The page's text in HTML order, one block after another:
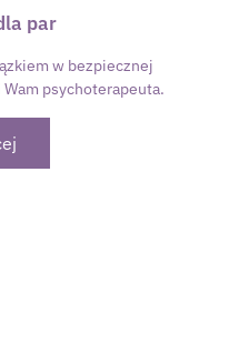
par
w bezpiecznej
psychoterapeuta.